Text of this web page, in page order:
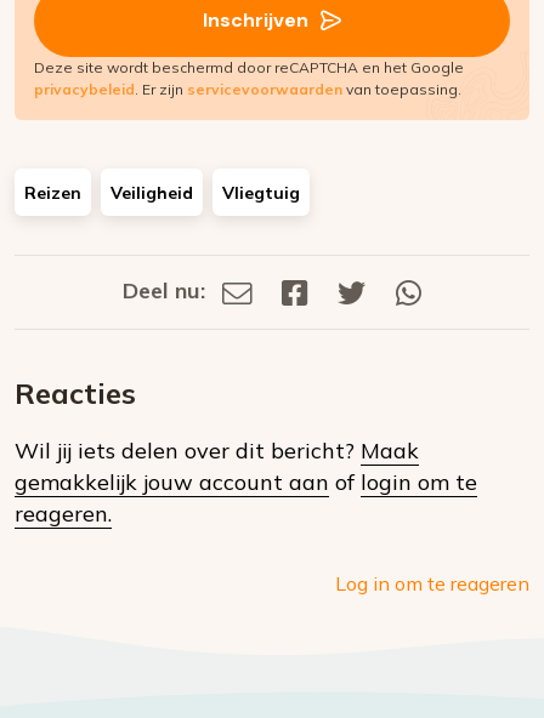
Inschrijven
Deze site wordt beschermd door reCAPTCHA en het Google
privacybeleid. Er zijn servicevoorwaarden van toepassing.
Reizen Veiligheid Vliegtuig
Deel
social
Deel nu:
Deel
Deel
Deel
Reacties
Wil jij iets delen over dit bericht? Maak
gemakkelijk jouw account aan of login om te
reageren.
Log in om te reageren